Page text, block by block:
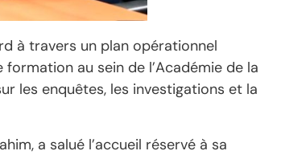
à travers un plan opérationnel
au sein de l’Académie de la
les enquêtes, les investigations et la
a salué l’accueil réservé à sa